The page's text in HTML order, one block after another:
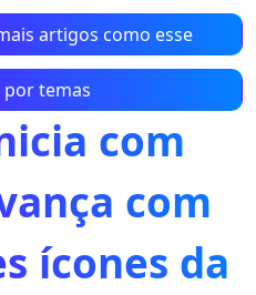
artigos como esse
por temas
com
com
ícones da